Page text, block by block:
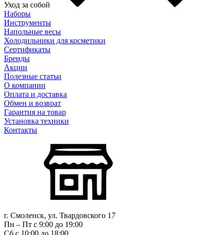
Уход за собой
Наборы
Инструменты
Напольные весы
Холодильники для косметики
Сертификаты
Бренды
Акции
Полезные статьи
О компании
Оплата и доставка
Обмен и возврат
Гарантия на товар
Установка техники
Контакты
г. Смоленск, ул. Твардовского 17
Пн – Пт с 9:00 до 19:00
Сб с 10:00 до 18:00